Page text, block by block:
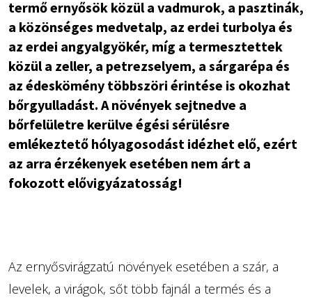
termő ernyősök közül a vadmurok, a pasztinák,
a közönséges medvetalp, az erdei turbolya és
az erdei angyalgyökér, míg a termesztettek
közül a zeller, a petrezselyem, a sárgarépa és
az édeskömény többszöri érintése is okozhat
bőrgyulladást. A növények sejtnedve a
bőrfelületre kerülve égési sérülésre
emlékeztető hólyagosodást idézhet elő, ezért
az arra érzékenyek esetében nem árt a
fokozott elővigyázatosság!
Az ernyősvirágzatú növények esetében a szár, a
levelek, a virágok, sőt több fajnál a termés és a